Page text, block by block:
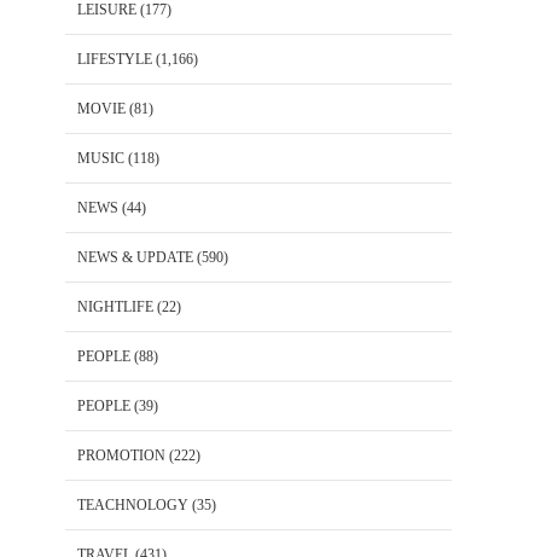
LEISURE (177)
LIFESTYLE (1,166)
MOVIE (81)
MUSIC (118)
NEWS (44)
NEWS & UPDATE (590)
NIGHTLIFE (22)
PEOPLE (88)
PEOPLE (39)
PROMOTION (222)
TEACHNOLOGY (35)